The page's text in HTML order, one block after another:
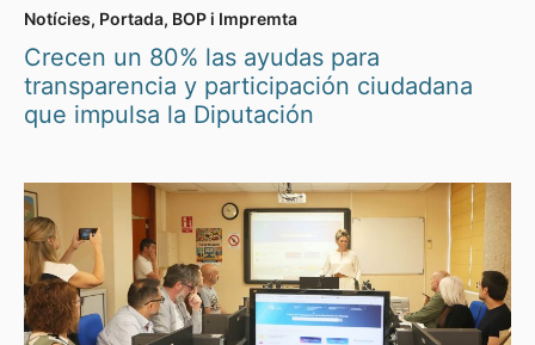
Notícies, Portada, BOP i Impremta
Crecen un 80% las ayudas para
transparencia y participación ciudadana
que impulsa la Diputación